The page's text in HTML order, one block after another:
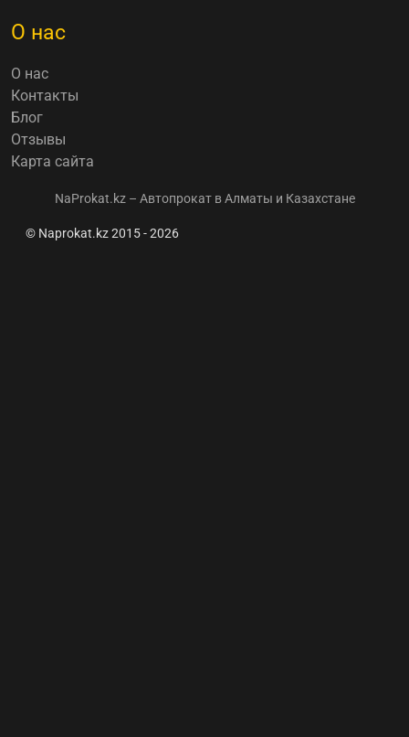
О нас
О нас
Контакты
Блог
Отзывы
Карта сайта
NaProkat.kz – Автопрокат в Алматы и Казахстане
© Naprokat.kz 2015 - 2026